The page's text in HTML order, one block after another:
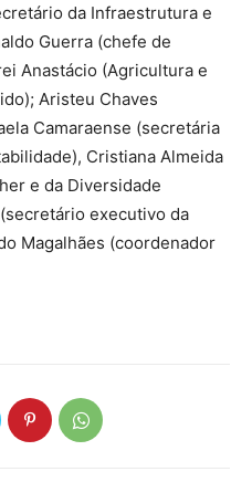
da Infraestrutura e
Guerra (chefe de
Anastácio (Agricultura e
Aristeu Chaves
Camaraense (secretária
Cristiana Almeida
e da Diversidade
executivo da
Magalhães (coordenador